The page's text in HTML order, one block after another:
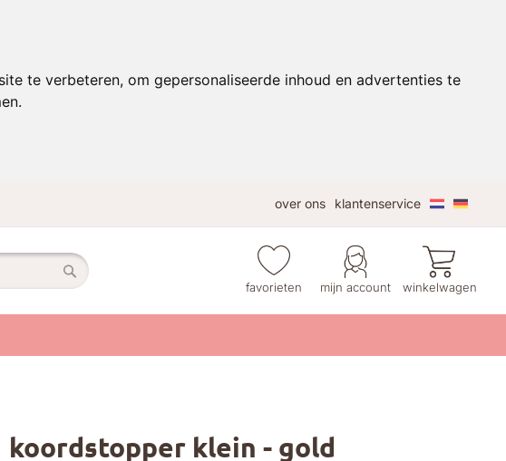
te verbeteren, om gepersonaliseerde inhoud en advertenties te
over ons
klantenservice
mijn account
favorieten winkelwagen
koordstopper klein - gold